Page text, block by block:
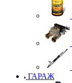
ГАРАЖ